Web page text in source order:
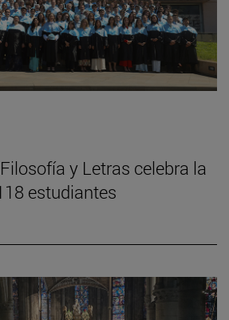
y Letras celebra la
estudiantes